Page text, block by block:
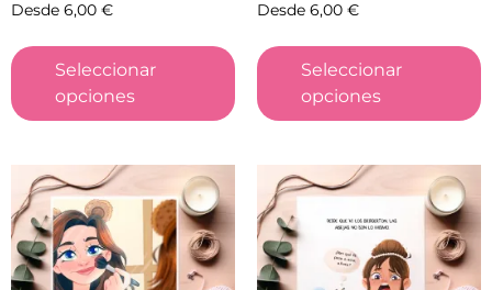
Desde 6,00 €
Seleccionar
opciones
Desde 6,00 €
Seleccionar
opciones